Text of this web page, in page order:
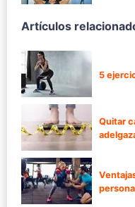
Artículos
5
Quitar